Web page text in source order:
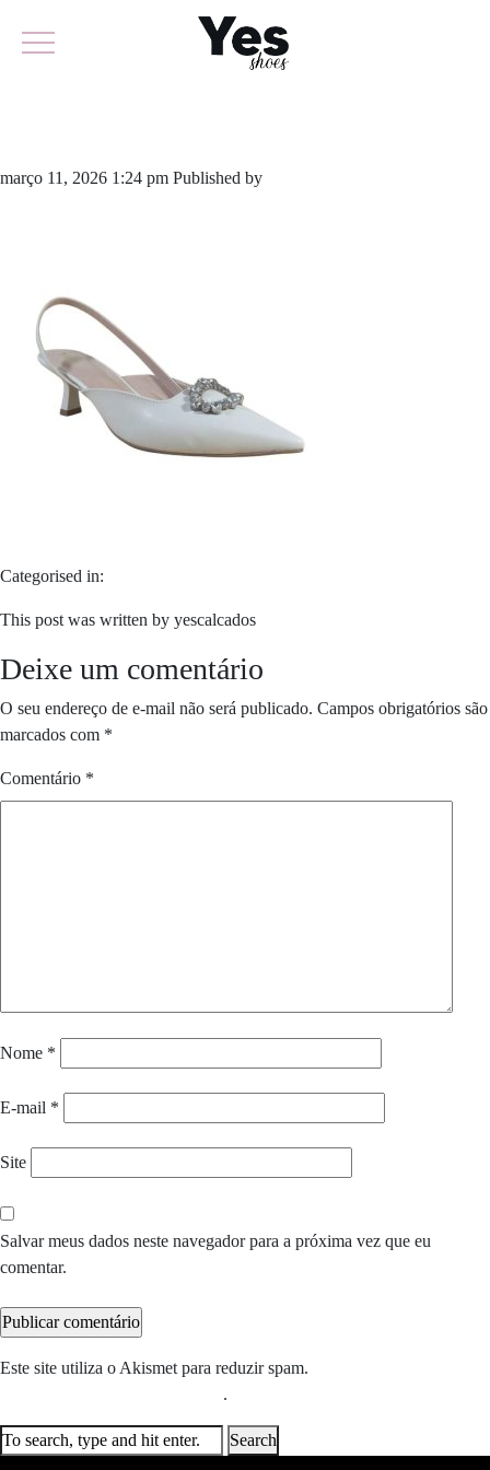
março 11, 2026 1:24 pm Published by
Categorised in:
This post was written by yescalcados
Deixe um comentário
O seu endereço de e-mail não será publicado. Campos obrigatórios são
marcados com *
Comentário *
Nome *
E-mail *
Site
Salvar meus dados neste navegador para a próxima vez que eu
comentar.
Este site utiliza o Akismet para reduzir spam.
.
Search